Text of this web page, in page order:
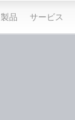
製品 サービス